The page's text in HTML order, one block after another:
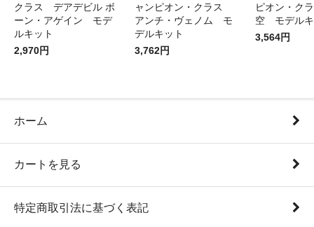
クラス デアデビル ボ
ーン・アゲイン モデ
ルキット
2,970円
ャンピオン・クラス
アンチ・ヴェノム モ
デルキット
3,762円
ピオン・ク
空 モデル
3,564円
ホーム
カートを見る
特定商取引法に基づく表記